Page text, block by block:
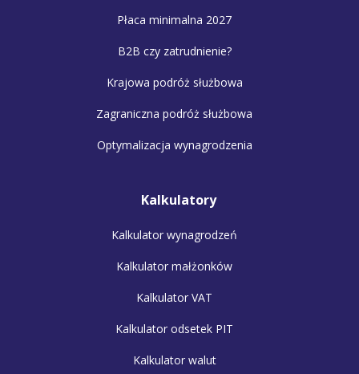
Płaca minimalna 2027
B2B czy zatrudnienie?
Krajowa podróż służbowa
Zagraniczna podróż służbowa
Optymalizacja wynagrodzenia
Kalkulatory
Kalkulator wynagrodzeń
Kalkulator małżonków
Kalkulator VAT
Kalkulator odsetek PIT
Kalkulator walut